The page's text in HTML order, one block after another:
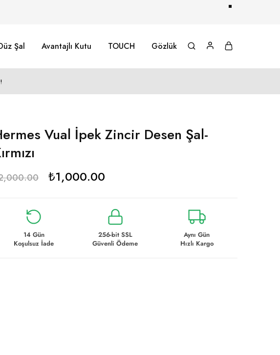
Şal Avantajlı Kutu TOUCH Gözlük
Vual İpek Zincir Desen Şal-
₺1,000.00
14 Gün
Koşulsuz İade
256-bit SSL
Güvenli Ödeme
Aynı Gün
Hızlı Kargo